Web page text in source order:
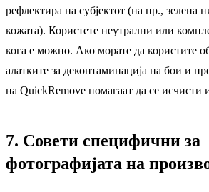
рефлектира на субјектот (на пр., зелена
кожата). Користете неутрални или
кога е можно. Ако морате да користите
алатките за деконтаминација на бои и
на QuickRemove помагаат да се исчисти
7. Совети специфични за
фотографијата на